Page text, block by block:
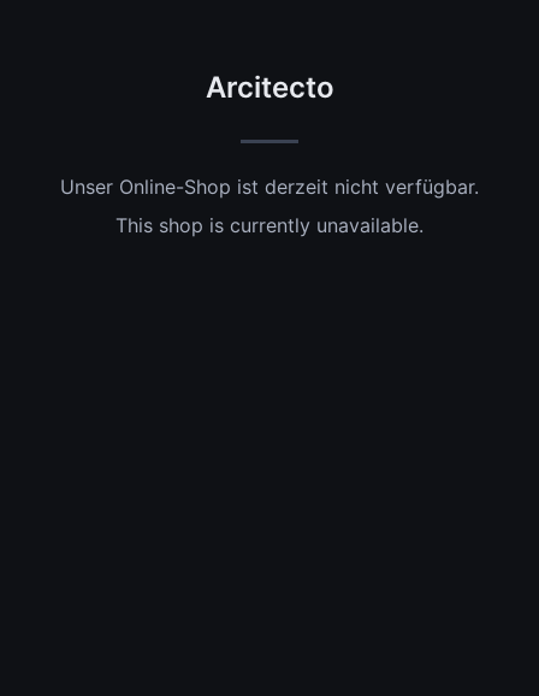
Arcitecto
Unser Online-Shop ist derzeit nicht verfügbar.
This shop is currently unavailable.